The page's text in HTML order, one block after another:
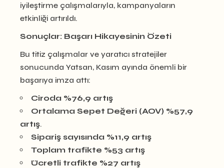
iyileştirme çalışmalarıyla, kampanyaların
etkinliği artırıldı.
Sonuçlar: Başarı Hikayesinin Özeti
Bu titiz çalışmalar ve yaratıcı stratejiler
sonucunda Yatsan, Kasım ayında önemli bir
başarıya imza attı:
Ciroda %76,9 artış
Ortalama Sepet Değeri (AOV) %57,9
artış.
Sipariş sayısında %11,9 artış
Toplam trafikte %53 artış
Ücretli trafikte %27 artış